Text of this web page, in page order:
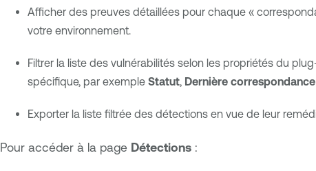
Afficher des preuves détaillées pour chaque «
votre environnement.
Filtrer la liste des vulnérabilités selon les propriétés du
spécifique, par exemple Statut, Dernière correspondance
Exporter la liste filtrée des détections en vue de leur
Pour accéder à la page Détections: